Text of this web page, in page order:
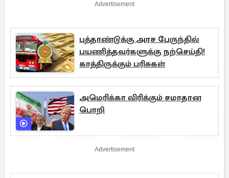
Advertisement
புத்தாண்டுக்கு அரச பேருந்தில்
பயணித்தவர்களுக்கு நற்செய்தி!
காத்திருக்கும் பரிசுகள்
அமெரிக்கா விரிக்கும் சமாதான
பொறி
Advertisement